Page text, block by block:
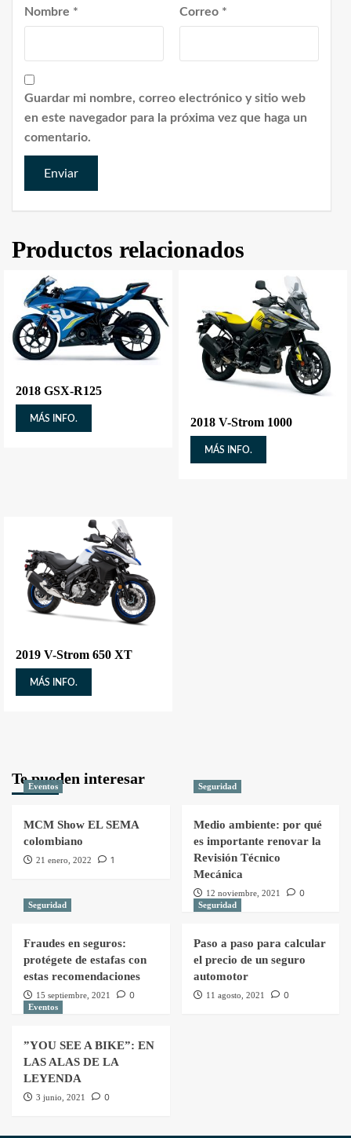
Nombre * Correo *
Guardar mi nombre, correo electrónico y sitio web
en este navegador para la próxima vez que haga un
comentario.
Productos relacionados
2018 GSX-R125
MÁS INFO. 2018 V-Strom 1000
MÁS INFO.
2019 V-Strom 650 XT
MÁS INFO.
Te pueden interesar
Eventos
MCM Show EL SEMA
colombiano
21 enero, 2022 1
Seguridad
Medio ambiente: por qué
es importante renovar la
Revisión Técnico
Mecánica
12 noviembre, 2021 0
Seguridad
Fraudes en seguros:
protégete de estafas con
estas recomendaciones
15 septiembre, 2021 0
Seguridad
Paso a paso para calcular
el precio de un seguro
automotor
11 agosto, 2021 0
Eventos
”YOU SEE A BIKE”: EN
LAS ALAS DE LA
LEYENDA
3 junio, 2021 0